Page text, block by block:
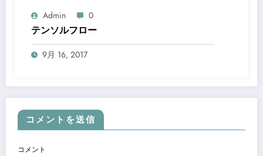
Admin 0
テンソルフロー
9月 16, 2017
コメントを送信
コメント